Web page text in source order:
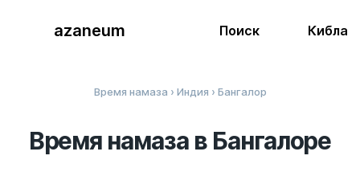
azaneum Поиск Кибла
Время намаза › Индия › Бангалор
Время намаза в Бангалоре